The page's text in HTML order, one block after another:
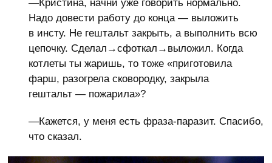
—Кристина, начни уже говорить нормально.
Надо довести работу до конца — выложить
в инсту. Не гештальт закрыть, а выполнить всю
цепочку. Сделал→сфоткал→выложил. Когда
котлеты ты жаришь, то тоже «приготовила
фарш, разогрела сковородку, закрыла
гештальт — пожарила»?
—Кажется, у меня есть фраза-паразит. Спасибо,
что сказал.